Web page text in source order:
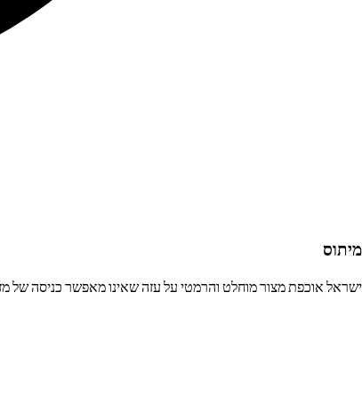
מיתוס
ישראל אוכפת מצור מוחלט והרמטי על עזה שאינו מאפשר כניסה של